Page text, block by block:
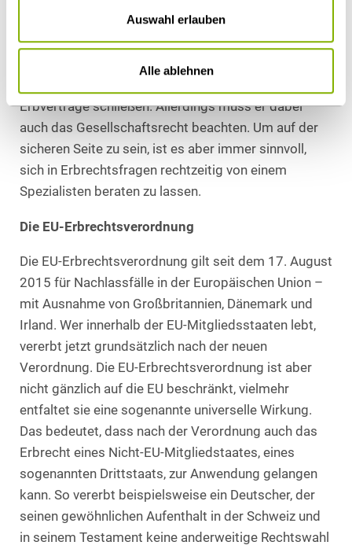
Auswahl erlauben
Alle ablehnen
viele Aspekte ihres Nachlasses schon zu Lebzeiten
regeln. Weiß er etwa bereits sicher, dass sein Sohn
oder seine Tochter ihn als Gesellschafter beerben
Erbverträge schließen. Allerdings muss er dabei
auch das Gesellschaftsrecht beachten. Um auf der
sicheren Seite zu sein, ist es aber immer sinnvoll,
sich in Erbrechtsfragen rechtzeitig von einem
Spezialisten beraten zu lassen.
Die EU-Erbrechtsverordnung
Die EU-Erbrechtsverordnung gilt seit dem 17. August
2015 für Nachlassfälle in der Europäischen Union –
mit Ausnahme von Großbritannien, Dänemark und
Irland. Wer innerhalb der EU-Mitgliedsstaaten lebt,
vererbt jetzt grundsätzlich nach der neuen
Verordnung. Die EU-Erbrechtsverordnung ist aber
nicht gänzlich auf die EU beschränkt, vielmehr
entfaltet sie eine sogenannte universelle Wirkung.
Das bedeutet, dass nach der Verordnung auch das
Erbrecht eines Nicht-EU-Mitgliedstaates, eines
sogenannten Drittstaats, zur Anwendung gelangen
kann. So vererbt beispielsweise ein Deutscher, der
seinen gewöhnlichen Aufenthalt in der Schweiz und
in seinem Testament keine anderweitige Rechtswahl